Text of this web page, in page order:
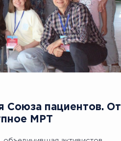
Союза пациентов. От
МРТ